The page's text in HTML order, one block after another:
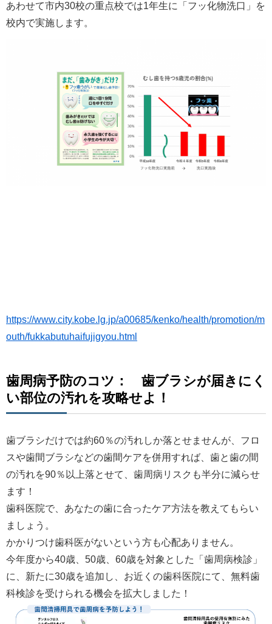
あわせて市内30校の重点校では1年生に「フッ化物洗口」を
校内で実施します。
https://www.city.kobe.lg.jp/a00685/kenko/health/promotion/m
outh/fukkabutuhaifujigyou.html
歯周病予防のコツ： 歯ブラシが届きにく
い部位の汚れを攻略せよ！
歯ブラシだけでは約60％の汚れしか落とせませんが、フロ
スや歯間ブラシなどの歯間ケアを併用すれば、歯と歯の間
の汚れを90％以上落とせて、歯周病リスクも半分に減らせ
ます！
歯科医院で、あなたの歯に合ったケア方法を教えてもらい
ましょう。
かかりつけ歯科医がないという方も心配ありません。
今年度から40歳、50歳、60歳を対象とした「歯周病検診」
に、新たに30歳を追加し、お近くの歯科医院にて、無料歯
科検診を受けられる機会を拡大しました！